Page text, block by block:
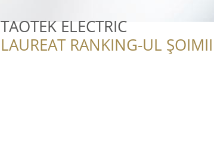
TAOTEK ELECTRIC
LAUREAT RANKING-UL ȘOIMII